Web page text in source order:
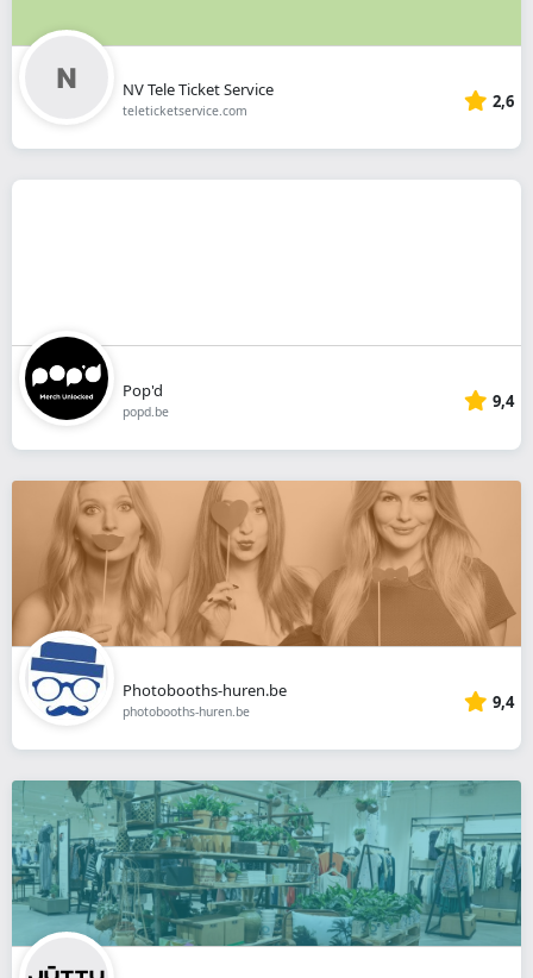
NV Tele Ticket Service
teleticketservice.com 2,6
Pop'd
popd.be 9,4
Photobooths-huren.be
photobooths-huren.be 9,4